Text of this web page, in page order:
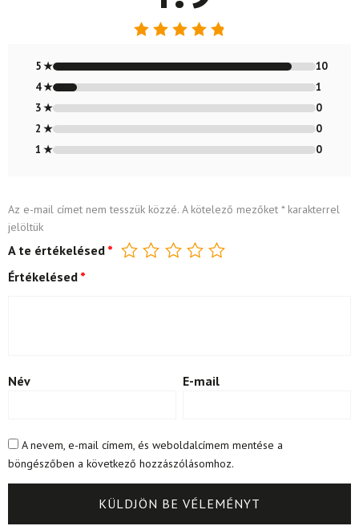
4.91/ 5
5 ★
10
4 ★
1
3 ★
0
2 ★
0
1 ★
0
Az e-mail címet nem tesszük közzé. A kötelező mezőket *karakterrel
jelöltük
A te értékelésed *
Értékelésed *
Név E-mail
A nevem, e-mail címem, és weboldalcímem mentése a
böngészőben a következő hozzászólásomhoz.